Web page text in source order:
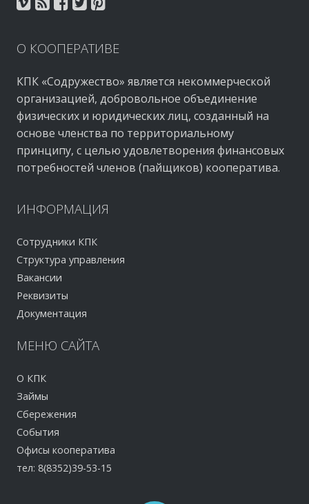
О КООПЕРАТИВЕ
КПК «Содружество» является некоммерческой
организацией, добровольное объединение
физических и юридических лиц, созданный на
основе членства по территориальному
принципу, с целью удовлетворения финансовых
потребностей членов (пайщиков) кооператива.
ИНФОРМАЦИЯ
Сотрудники КПК
Структура управления
Вакансии
Реквизиты
Документация
МЕНЮ САЙТА
О КПК
Займы
Сбережения
События
Офисы кооператива
тел: 8(8352)39-53-15